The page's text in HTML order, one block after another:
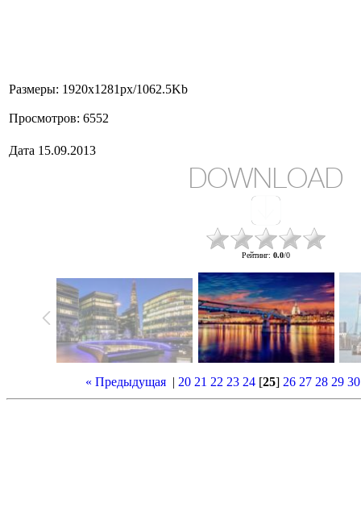
Размеры: 1920x1281px/1062.5Kb
Просмотров: 6552
Дата 15.09.2013
DOWNLOAD
Рейтинг: 0.0/0
« Предыдущая | 20 21 22 23 24 [25] 26 27 28 29 30